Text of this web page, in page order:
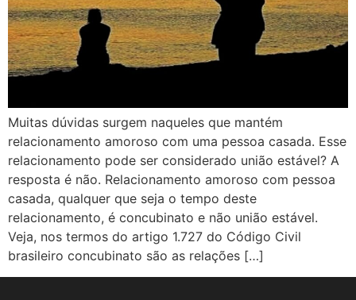
Muitas dúvidas surgem naqueles que mantém
relacionamento amoroso com uma pessoa casada. Esse
relacionamento pode ser considerado união estável? A
resposta é não. Relacionamento amoroso com pessoa
casada, qualquer que seja o tempo deste
relacionamento, é concubinato e não união estável.
Veja, nos termos do artigo 1.727 do Código Civil
brasileiro concubinato são as relações […]